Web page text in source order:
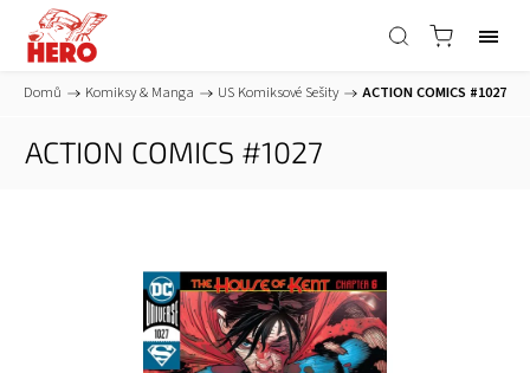
Domů / Komiksy & Manga / US Komiksové Sešity / ACTION COMICS #1027
ACTION COMICS #1027